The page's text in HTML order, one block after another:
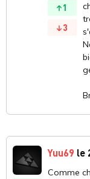
1
3
Yuu69 le
Comme